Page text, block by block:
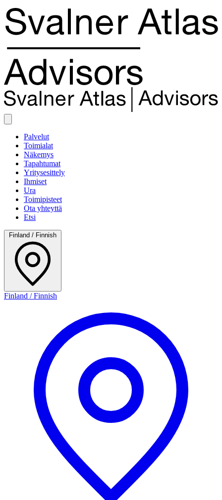
Palvelut
Toimialat
Näkemys
Tapahtumat
Yritysesittely
Ihmiset
Ura
Toimipisteet
Ota yhteyttä
Etsi
Finland / Finnish
Finland / Finnish